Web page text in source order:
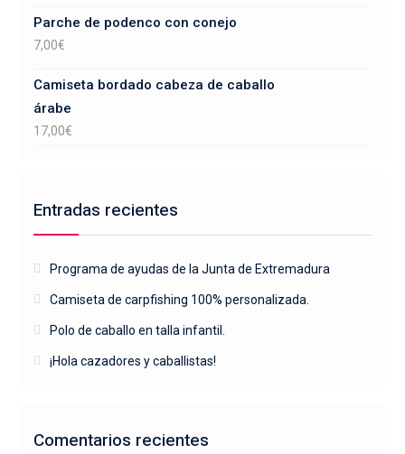
Parche de podenco con conejo
7,00€
Camiseta bordado cabeza de caballo
árabe
17,00€
Entradas recientes
Programa de ayudas de la Junta de Extremadura
Camiseta de carpfishing 100% personalizada.
Polo de caballo en talla infantil.
¡Hola cazadores y caballistas!
Comentarios recientes